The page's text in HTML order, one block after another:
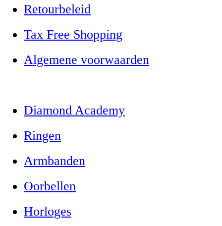
Retourbeleid
Tax Free Shopping
Algemene voorwaarden
Diamond Academy
Ringen
Armbanden
Oorbellen
Horloges